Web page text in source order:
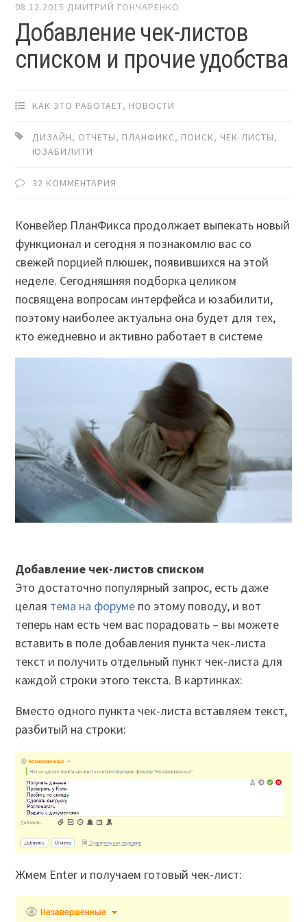
08.12.2015 ДМИТРИЙ ГОНЧАРЕНКО
Добавление чек-листов
списком и прочие удобства
КАК ЭТО РАБОТАЕТ, НОВОСТИ
ДИЗАЙН, ОТЧЕТЫ, ПЛАНФИКС, ПОИСК, ЧЕК-ЛИСТЫ,
ЮЗАБИЛИТИ
32 КОММЕНТАРИЯ
Конвейер ПланФикса продолжает выпекать новый
функционал и сегодня я познакомлю вас со
свежей порцией плюшек, появившихся на этой
неделе. Сегодняшняя подборка целиком
посвящена вопросам интерфейса и юзабилити,
поэтому наиболее актуальна она будет для тех,
кто ежедневно и активно работает в системе
Добавление чек-листов списком
Это достаточно популярный запрос, есть даже
целая тема на форуме по этому поводу, и вот
теперь нам есть чем вас порадовать – вы можете
вставить в поле добавления пункта чек-листа
текст и получить отдельный пункт чек-листа для
каждой строки этого текста. В картинках:
Вместо одного пункта чек-листа вставляем текст,
разбитый на строки:
Жмем Enter и получаем готовый чек-лист: